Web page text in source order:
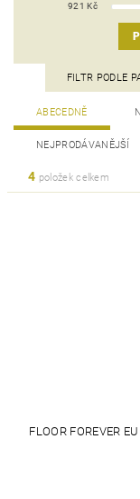
921 Kč
FILTR PODLE
ABECEDNĚ
NEJPRODÁVANĚJŠÍ
4 položek celkem
FLOOR FOREVER